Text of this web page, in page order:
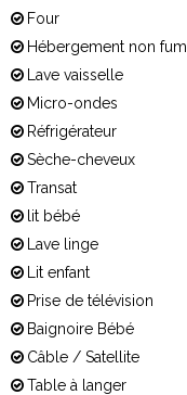
Four
Hébergement non
Lave vaisselle
Micro-ondes
Réfrigérateur
Sèche-cheveux
Transat
lit bébé
Lave linge
Lit enfant
Prise de télévision
Baignoire Bébé
Câble / Satellite
Table à langer